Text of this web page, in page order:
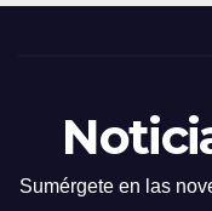
Sumérgete en las